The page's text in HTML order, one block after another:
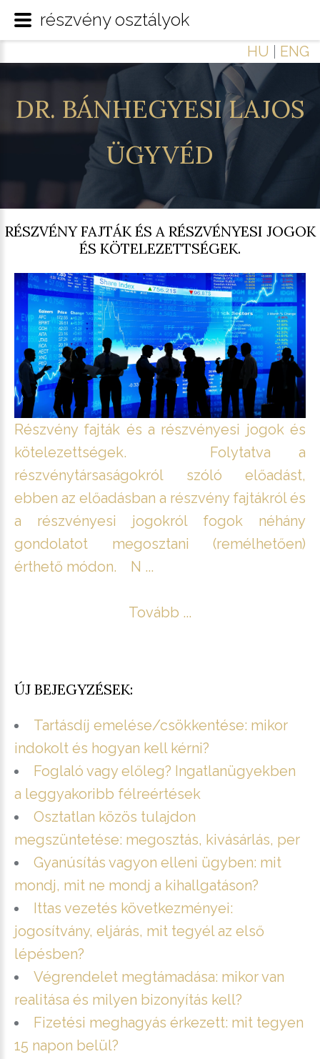
HU ENG
DR. BÁNHEGYESI LAJOS
ÜGYVÉD
RÉSZVÉNY FAJTÁK ÉS A RÉSZVÉNYESI JOGOK
ÉS KÖTELEZETTSÉGEK.
Részvény fajták és a részvényesi jogok és
kötelezettségek. Folytatva a
részvénytársaságokról szóló előadást,
ebben az előadásban a részvény fajtákról és
a részvényesi jogokról fogok néhány
gondolatot megosztani (remélhetően)
érthető módon. N ...
Tovább ...
ÚJ BEJEGYZÉSEK:
Tartásdíj emelése/csökkentése: mikor
indokolt és hogyan kell kérni?
Foglaló vagy előleg? Ingatlanügyekben
a leggyakoribb félreértések
Osztatlan közös tulajdon
megszüntetése: megosztás, kivásárlás, per
Gyanúsítás vagyon elleni ügyben: mit
mondj, mit ne mondj a kihallgatáson?
Ittas vezetés következményei:
jogosítvány, eljárás, mit tegyél az első
lépésben?
Végrendelet megtámadása: mikor van
realitása és milyen bizonyítás kell?
Fizetési meghagyás érkezett: mit tegyen
15 napon belül?
részvény osztályok